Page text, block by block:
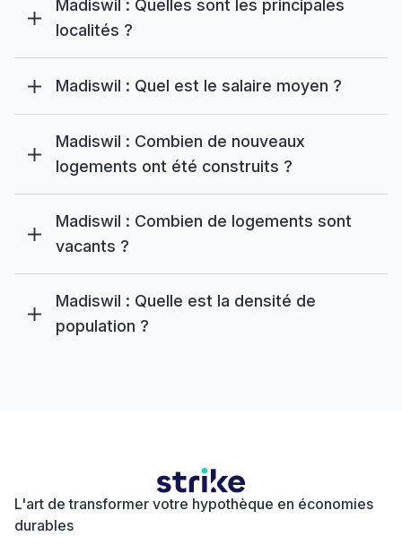
Madiswil : Quelles sont les principales
localités ?
Madiswil : Quel est le salaire moyen ?
Madiswil : Combien de nouveaux
logements ont été construits ?
Madiswil : Combien de logements sont
vacants ?
Madiswil : Quelle est la densité de
population ?
L'art de transformer votre hypothèque en économies
durables